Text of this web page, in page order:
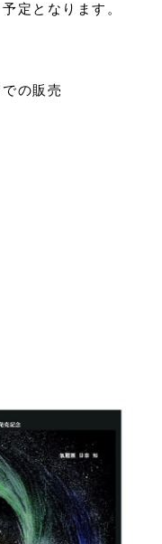
定となります。
の販売